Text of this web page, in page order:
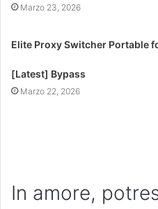
Marzo 23, 2026
Elite Proxy Switcher Portable
[Latest] Bypass
Marzo 22, 2026
In amore,